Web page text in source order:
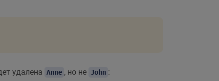
удалена Anne , но не John :